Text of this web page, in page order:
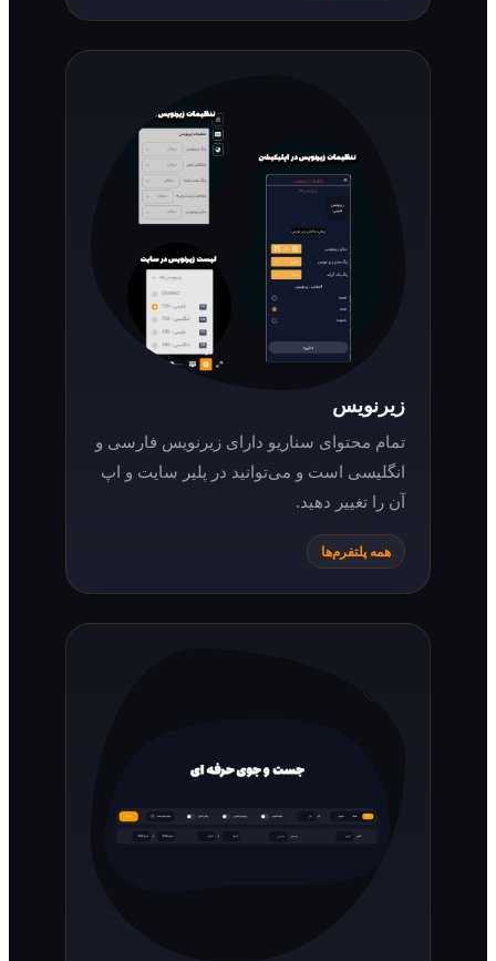
تمام محتوای سناریو دارای زیرنویس فارسی و
انگلیسی است و می‌توانید در پلیر سایت و اپ
آن را تغییر دهید.
همه پلتفرم‌ها